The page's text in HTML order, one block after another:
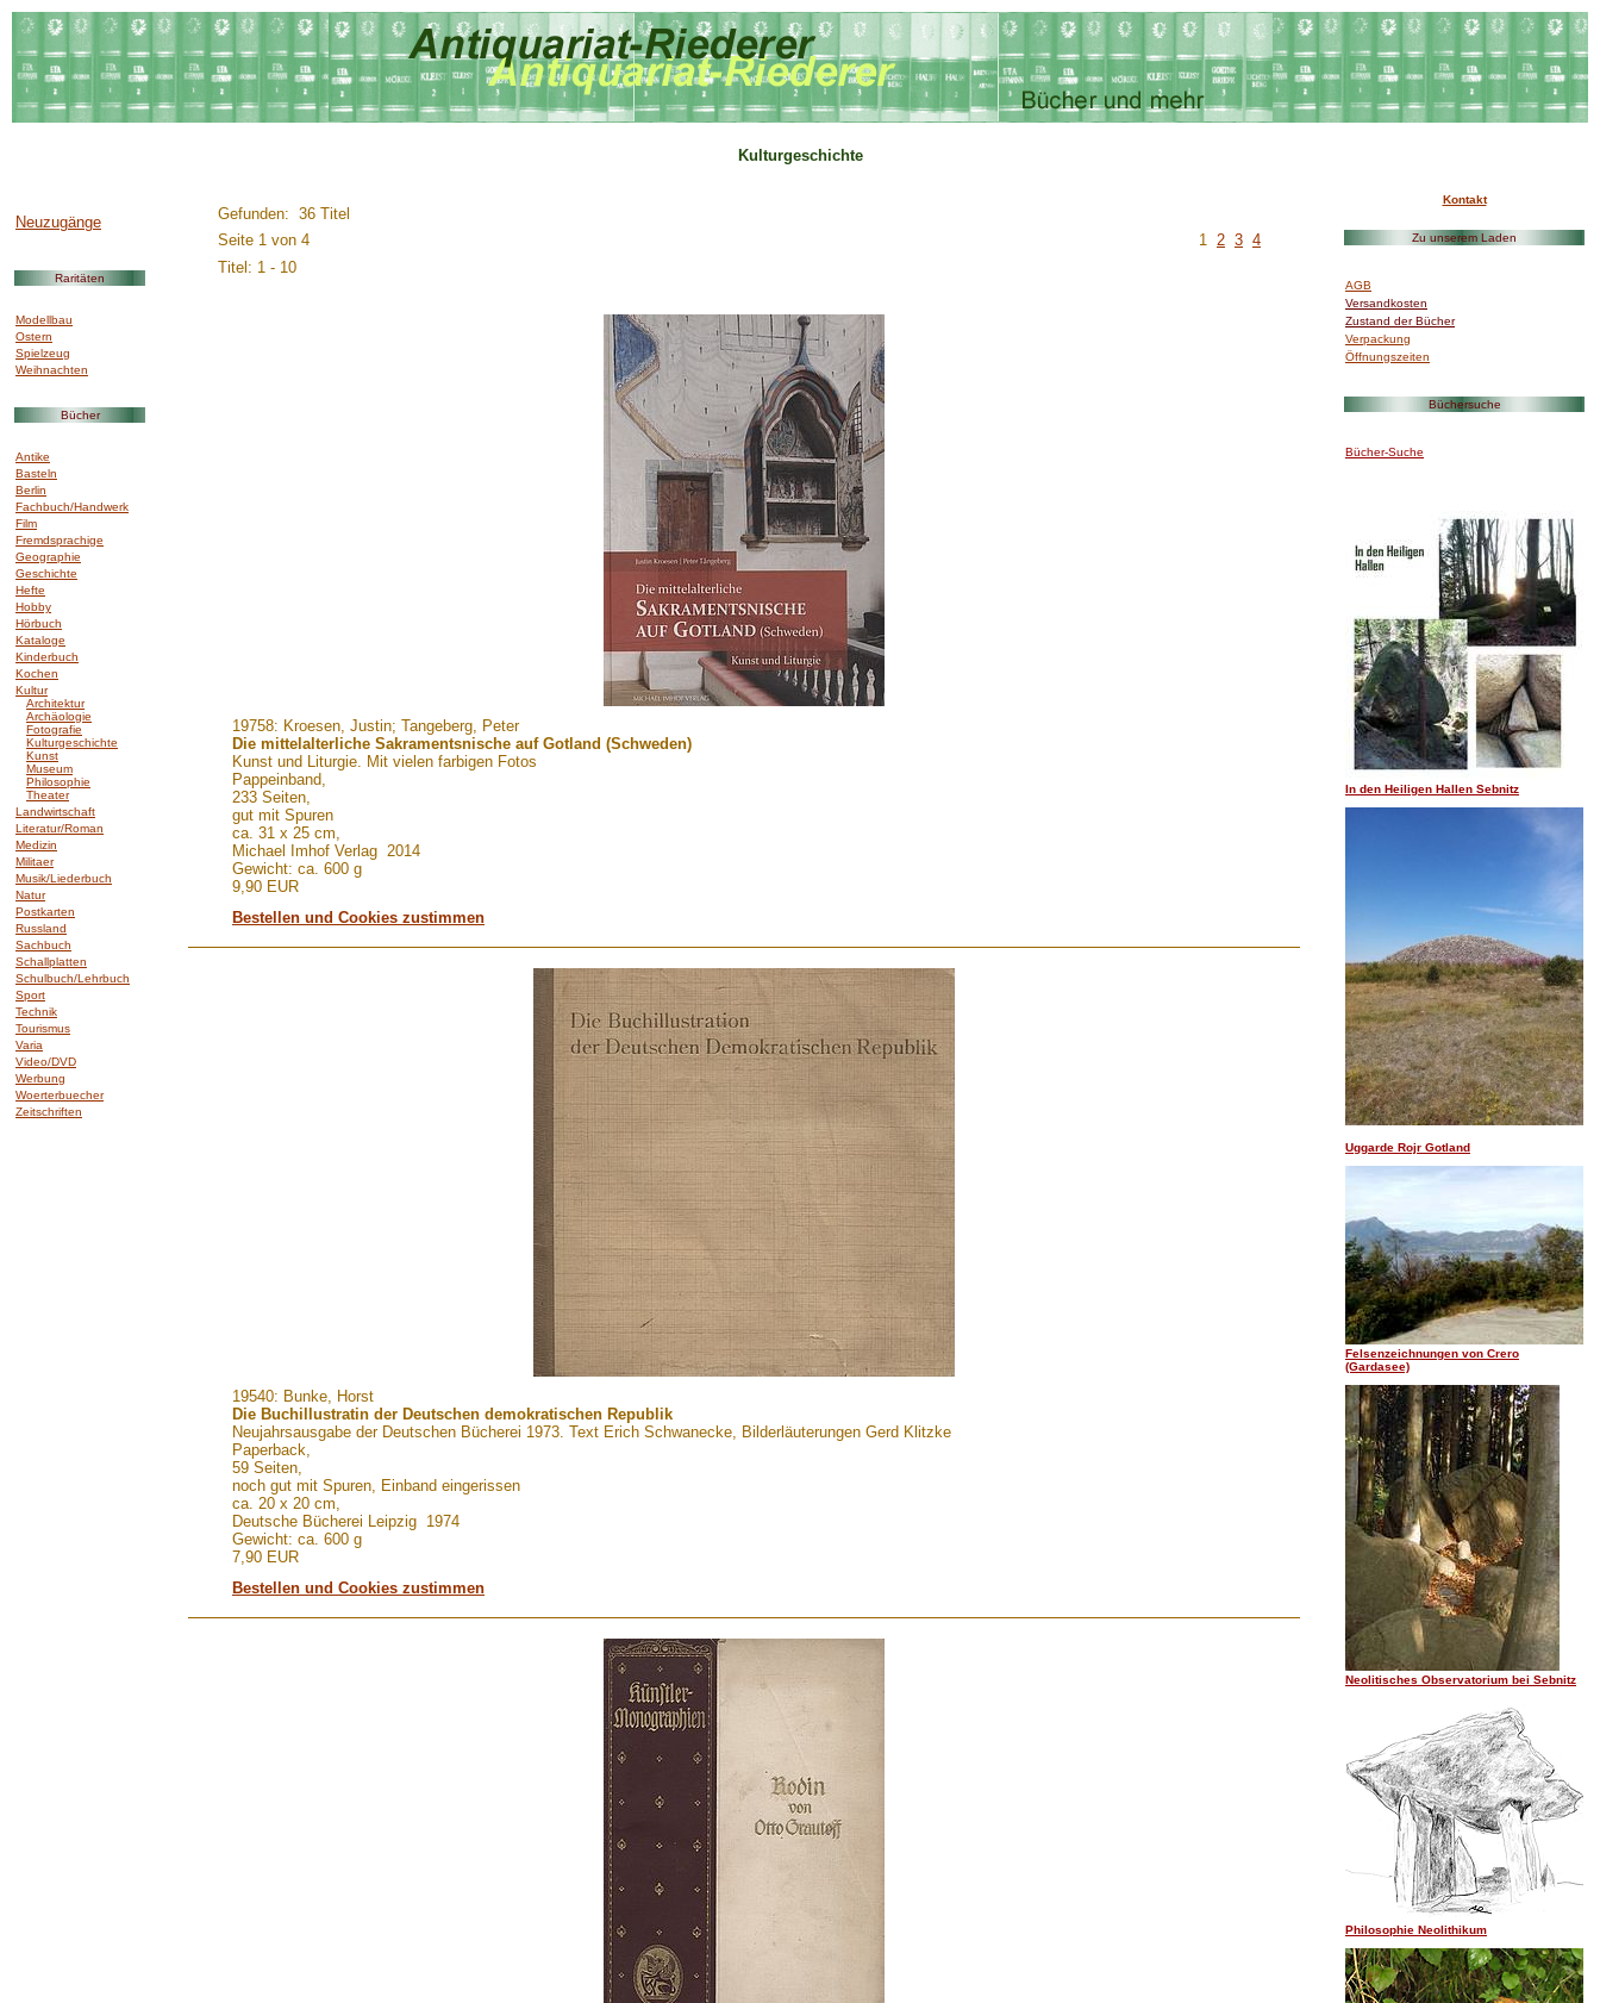
Kulturgeschichte
Neuzugänge
Raritäten
Modellbau
Ostern
Spielzeug
Weihnachten
Bücher
Antike
Basteln
Berlin
Fachbuch/Handwerk
Film
Fremdsprachige
Geographie
Geschichte
Hefte
Hobby
Hörbuch
Kataloge
Kinderbuch
Kochen
Kultur
Architektur
Archäologie
Fotografie
Kulturgeschichte
Kunst
Museum
Philosophie
Theater
Landwirtschaft
Literatur/Roman
Medizin
Militaer
Musik/Liederbuch
Natur
Postkarten
Russland
Sachbuch
Schallplatten
Schulbuch/Lehrbuch
Sport
Technik
Tourismus
Varia
Video/DVD
Werbung
Woerterbuecher
Zeitschriften
Gefunden: 36 Titel
Seite 1 von 4
1 2 3 4
Titel: 1 - 10
19758: Kroesen, Justin; Tangeberg, Peter
Die mittelalterliche Sakramentsnische auf Gotland (Schweden)
Kunst und Liturgie. Mit vielen farbigen Fotos
Pappeinband,
233 Seiten,
gut mit Spuren
ca. 31 x 25 cm,
Michael Imhof Verlag 2014
Gewicht: ca. 600 g
9,90 EUR
Bestellen und Cookies zustimmen
19540: Bunke, Horst
Die Buchillustratin der Deutschen demokratischen Republik
Neujahrsausgabe der Deutschen Bücherei 1973. Text Erich Schwanecke, Bilderläuterungen Gerd Klitzke
Paperback,
59 Seiten,
noch gut mit Spuren, Einband eingerissen
ca. 20 x 20 cm,
Deutsche Bücherei Leipzig 1974
Gewicht: ca. 600 g
7,90 EUR
Bestellen und Cookies zustimmen
Kontakt
Zu unserem Laden
AGB
Versandkosten
Zustand der Bücher
Verpackung
Öffnungszeiten
Büchersuche
Bücher-Suche
In den Heiligen Hallen Sebnitz
Uggarde Rojr Gotland
Felsenzeichnungen von Crero
(Gardasee)
Neolitisches Observatorium bei Sebnitz
Philosophie Neolithikum